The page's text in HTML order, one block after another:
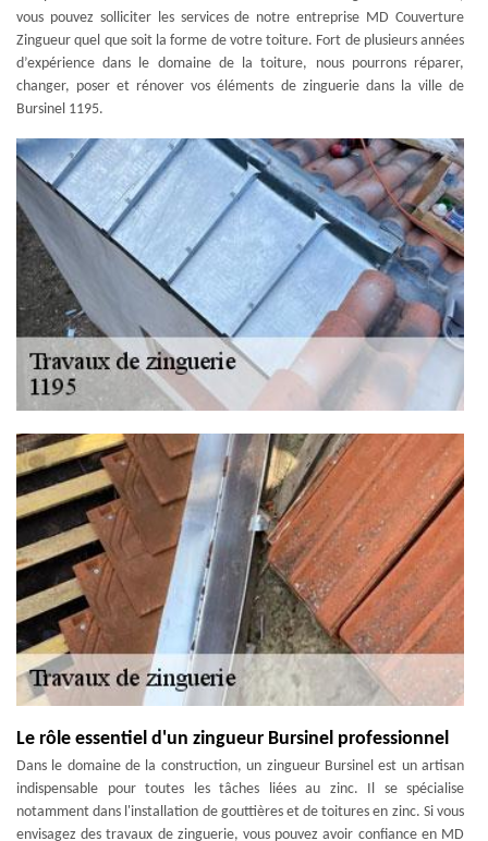
vous pouvez solliciter les services de notre entreprise MD Couverture
Zingueur quel que soit la forme de votre toiture. Fort de plusieurs années
d’expérience dans le domaine de la toiture, nous pourrons réparer,
changer, poser et rénover vos éléments de zinguerie dans la ville de
Bursinel 1195.
Le rôle essentiel d'un zingueur Bursinel professionnel
Dans le domaine de la construction, un zingueur Bursinel est un artisan
indispensable pour toutes les tâches liées au zinc. Il se spécialise
notamment dans l'installation de gouttières et de toitures en zinc. Si vous
envisagez des travaux de zinguerie, vous pouvez avoir confiance en MD